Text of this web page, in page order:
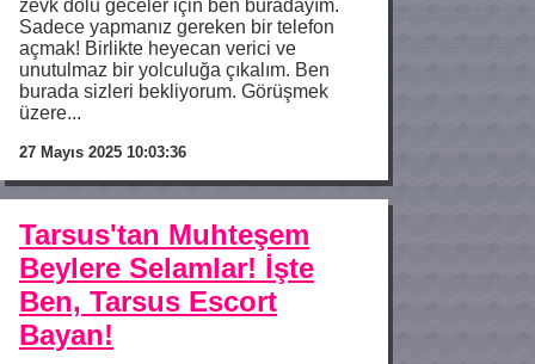
zevk dolu geceler için ben buradayım.
Sadece yapmanız gereken bir telefon
açmak! Birlikte heyecan verici ve
unutulmaz bir yolculuğa çıkalım. Ben
burada sizleri bekliyorum. Görüşmek
üzere...
27 Mayıs 2025 10:03:36
Tarsus'tan Muhteşem
Beylere Selamlar! İşte
Ben, Tarsus Escort
Bayan!